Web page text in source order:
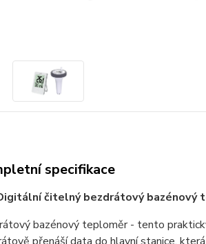
specifikace
čitelný bezdrátový bazénový
bazénový teploměr - tento
přenáší data do hlavní stanice,